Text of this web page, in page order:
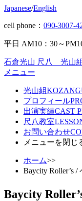
Japanese/English
cell phone： 090-3007-
平日 AM10：30～
石倉光山 尺八 光山
メニュー
光山組
プロフィール
出演実績CAST
尺八教室
お問い合わせ
メニューを閉じ
ホーム>>
Baycity Roller’s
Baycity